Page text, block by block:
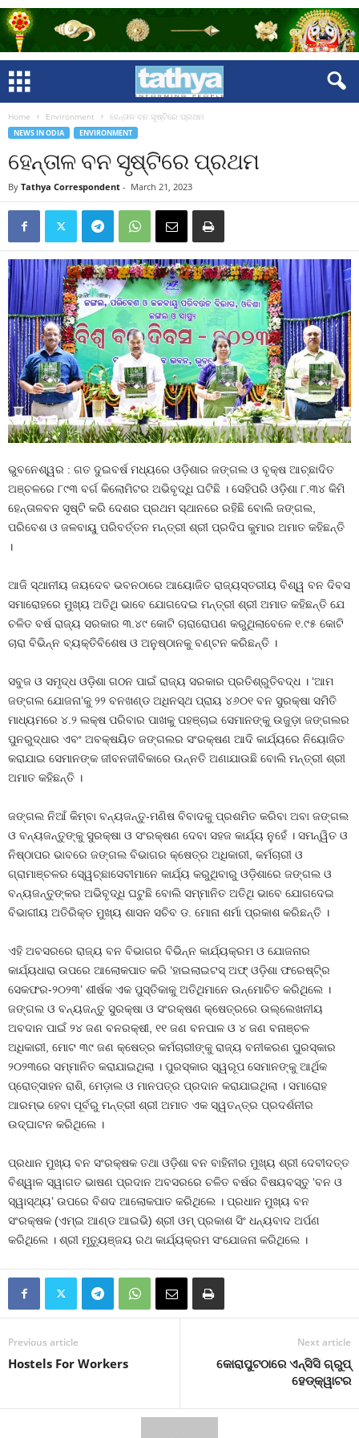
Home Environment ହେନ୍ତାଳ ବନ ସୃଷ୍ଟିରେ ପ୍ରଥମ
NEWS IN ODIA ENVIRONMENT
ହେନ୍ତାଳ ବନ ସୃଷ୍ଟିରେ ପ୍ରଥମ
By Tathya Correspondent - March 21, 2023
ଭୁବନେଶ୍ୱର : ଗତ ଦୁଇବର୍ଷ ମଧ୍ୟରେ ଓଡ଼ିଶାର ଜଙ୍ଗଲ ଓ ବୃକ୍ଷ ଆଚ୍ଛାଦିତ
ଅଞ୍ଚଳରେ ୮୯୩ ବର୍ଗ କିଲୋମିଟର ଅଭିବୃଦ୍ଧି ଘଟିଛି । ସେହିପରି ଓଡ଼ିଶା ୮.୩୪ କିମି
ହେନ୍ତାଳବନ ସୃଷ୍ଟି କରି ଦେଶର ପ୍ରଥମ ସ୍ଥାନରେ ରହିଛି ବୋଲି ଜଙ୍ଗଲ,
ପରିବେଶ ଓ ଜଳବାୟୁ ପରିବର୍ତ୍ତନ ମନ୍ତ୍ରୀ ଶ୍ରୀ ପ୍ରଦିପ କୁମାର ଅମାତ କହିଛନ୍ତି
।
ଆଜି ସ୍ଥାନୀୟ ଜୟଦେବ ଭବନଠାରେ ଆୟୋଜିତ ରାଜ୍ୟସ୍ତରୀୟ ବିଶ୍ୱ ବନ ଦିବସ
ସମାରୋହରେ ମୁଖ୍ୟ ଅତିଥି ଭାବେ ଯୋଗଦେଇ ମନ୍ତ୍ରୀ ଶ୍ରୀ ଅମାତ କହିଛନ୍ତି ଯେ
ଚଳିତ ବର୍ଷ ରାଜ୍ୟ ସରକାର ୩.୪୯ କୋଟି ଚାରାରୋପଣ କରୁଥିଲାବେଳେ ୧.୯୫ କୋଟି
ଚାରା ବିଭିନ୍ନ ବ୍ୟକ୍ତିବିଶେଷ ଓ ଅନୁଷ୍ଠାନକୁ ବଣ୍ଟନ କରିଛନ୍ତି ।
ସବୁଜ ଓ ସମୃଦ୍ଧ ଓଡ଼ିଶା ଗଠନ ପାଇଁ ରାଜ୍ୟ ସରକାର ପ୍ରତିଶ୍ରୁତିବଦ୍ଧ । ‘ଆମ
ଜଙ୍ଗଲ ଯୋଜନା’କୁ ୨୨ ବନଖଣ୍ଡ ଅଧିନସ୍ଥ ପ୍ରାୟ ୪୬୦୧ ବନ ସୁରକ୍ଷା ସମିତି
ମାଧ୍ୟମରେ ୪.୨ ଲକ୍ଷ ପରିବାର ପାଖକୁ ପହଞ୍ଚାଇ ସେମାନଙ୍କୁ ଉଜୁଡ଼ା ଜଙ୍ଗଲର
ପୁନରୁଦ୍ଧାର ଏବଂ ଅବକ୍ଷୟିତ ଜଙ୍ଗଲର ସଂରକ୍ଷଣ ଆଦି କାର୍ଯ୍ୟରେ ନିୟୋଜିତ
କରାଯାଇ ସେମାନଙ୍କ ଜୀବନଜୀବିକାରେ ଉନ୍ନତି ଅଣାଯାଉଛି ବୋଲି ମନ୍ତ୍ରୀ ଶ୍ରୀ
ଅମାତ କହିଛନ୍ତି ।
ଜଙ୍ଗଲ ନିଆଁ କିମ୍ବା ବନ୍ୟଜନ୍ତୁ-ମଣିଷ ବିବାଦକୁ ପ୍ରଶମିତ କରିବା ଅବା ଜଙ୍ଗଲ
ଓ ବନ୍ୟଜନ୍ତୁଙ୍କୁ ସୁରକ୍ଷା ଓ ସଂରକ୍ଷଣ ଦେବା ସହଜ କାର୍ଯ୍ୟ ନୁହେଁ । ସମନ୍ୱିତ ଓ
ନିଷ୍ଠାପର ଭାବରେ ଜଙ୍ଗଲ ବିଭାଗର କ୍ଷେତ୍ର ଅଧିକାରୀ, କର୍ମଚାରୀ ଓ
ଗ୍ରାମାଞ୍ଚଳର ସେ୍ୱଚ୍ଛାସେବୀମାନେ କାର୍ଯ୍ୟ କରୁଥିବାରୁ ଓଡ଼ିଶାରେ ଜଙ୍ଗଲ ଓ
ବନ୍ୟଜନ୍ତୁଙ୍କର ଅଭିବୃଦ୍ଧି ଘଟୁଛି ବୋଲି ସମ୍ମାନିତ ଅତିଥି ଭାବେ ଯୋଗଦେଇ
ବିଭାଗୀୟ ଅତିରିକ୍ତ ମୁଖ୍ୟ ଶାସନ ସଚିବ ଡ. ମୋନା ଶର୍ମା ପ୍ରକାଶ କରିଛନ୍ତି ।
ଏହି ଅବସରରେ ରାଜ୍ୟ ବନ ବିଭାଗର ବିଭିନ୍ନ କାର୍ଯ୍ୟକ୍ରମ ଓ ଯୋଜନାର
କାର୍ଯ୍ୟଧାରା ଉପରେ ଆଲୋକପାତ କରି ‘ହାଇଲାଇଟସ୍‌ ଅଫ୍‌ ଓଡ଼ିଶା ଫରେଷ୍ଟି୍ର
ସେକଫର-୨୦୨୩’ ଶୀର୍ଷକ ଏକ ପୁସ୍ତିକାକୁ ଅତିଥିମାନେ ଉନ୍ମୋଚିତ କରିଥିଲେ ।
ଜଙ୍ଗଲ ଓ ବନ୍ୟଜନ୍ତୁ ସୁରକ୍ଷା ଓ ସଂରକ୍ଷଣ କ୍ଷେତ୍ରରେ ଉଲ୍ଲେଖନୀୟ
ଅବଦାନ ପାଇଁ ୨୪ ଜଣ ବନରକ୍ଷୀ, ୧୧ ଜଣ ବନପାଳ ଓ ୪ ଜଣ ବନାଞ୍ଚଳ
ଅଧିକାରୀ, ମୋଟ ୩୯ ଜଣ କ୍ଷେତ୍ର କର୍ମଚାରୀଙ୍କୁ ରାଜ୍ୟ ବନୀକରଣ ପୁରସ୍କାର
୨୦୨୩ରେ ସମ୍ମାନିତ କରାଯାଇଥିଲା । ପୁରସ୍କାର ସ୍ୱରୂପ ସେମାନଙ୍କୁ ଆର୍ଥିକ
ପ୍ରୋତ୍ସାହନ ରାଶି, ମେଡ଼ାଲ ଓ ମାନପତ୍ର ପ୍ରଦାନ କରାଯାଇଥିଲା । ସମାରୋହ
ଆରମ୍ଭ ହେବା ପୂର୍ବରୁ ମନ୍ତ୍ରୀ ଶ୍ରୀ ଅମାତ ଏକ ସ୍ୱତନ୍ତ୍ର ପ୍ରଦର୍ଶନୀର
ଉଦ୍‌ଘାଟନ କରିଥିଲେ ।
ପ୍ରଧାନ ମୁଖ୍ୟ ବନ ସଂରକ୍ଷକ ତଥା ଓଡ଼ିଶା ବନ ବାହିନୀର ମୁଖ୍ୟ ଶ୍ରୀ ଦେବୀଦତ୍ତ
ବିଶ୍ୱାଳ ସ୍ୱାଗତ ଭାଷଣ ପ୍ରଦାନ ଅବସରରେ ଚଳିତ ବର୍ଷର ବିଷୟବସ୍ତୁ ‘ବନ ଓ
ସ୍ୱାସ୍ଥ୍ୟ’ ଉପରେ ବିଶଦ ଆଲୋକପାତ କରିଥିଲେ । ପ୍ରଧାନ ମୁଖ୍ୟ ବନ
ସଂରକ୍ଷକ (ଏମ୍‌ଇ ଆଣ୍ଡ ଆଇଭି) ଶ୍ରୀ ଓମ୍‌ ପ୍ରକାଶ ସିଂ ଧନ୍ୟବାଦ ଅର୍ପଣ
କରିଥିଲେ । ଶ୍ରୀ ମୃତୁ୍ୟଞ୍ଜୟ ରଥ କାର୍ଯ୍ୟକ୍ରମ ସଂଯୋଜନା କରିଥିଲେ ।
Previous article
Hostels For Workers
Next article
କୋରାପୁଟଠାରେ ଏନ୍‌ସିସି ଗ୍ରୁପ୍‌
ହେଡ୍‌କ୍ୱାଟର